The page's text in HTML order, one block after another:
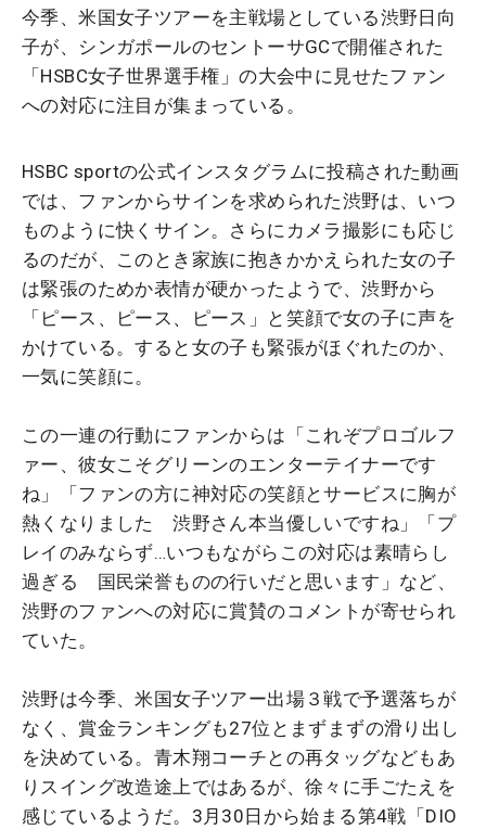
今季、米国女子ツアーを主戦場としている渋野日向
子が、シンガポールのセントーサGCで開催された
「HSBC女子世界選手権」の大会中に見せたファン
への対応に注目が集まっている。
HSBC sportの公式インスタグラムに投稿された動画
では、ファンからサインを求められた渋野は、いつ
ものように快くサイン。さらにカメラ撮影にも応じ
るのだが、このとき家族に抱きかかえられた女の子
は緊張のためか表情が硬かったようで、渋野から
「ピース、ピース、ピース」と笑顔で女の子に声を
かけている。すると女の子も緊張がほぐれたのか、
一気に笑顔に。
この一連の行動にファンからは「これぞプロゴルフ
ァー、彼女こそグリーンのエンターテイナーです
ね」「ファンの方に神対応の笑顔とサービスに胸が
熱くなりました 渋野さん本当優しいですね」「プ
レイのみならず…いつもながらこの対応は素晴らし
過ぎる 国民栄誉ものの行いだと思います」など、
渋野のファンへの対応に賞賛のコメントが寄せられ
ていた。
渋野は今季、米国女子ツアー出場３戦で予選落ちが
なく、賞金ランキングも27位とまずまずの滑り出し
を決めている。青木翔コーチとの再タッグなどもあ
りスイング改造途上ではあるが、徐々に手ごたえを
感じているようだ。3月30日から始まる第4戦「DIO